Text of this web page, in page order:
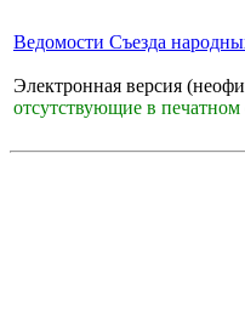
Ведомости Съезда
Электронная версия
отсутствующие в печатном